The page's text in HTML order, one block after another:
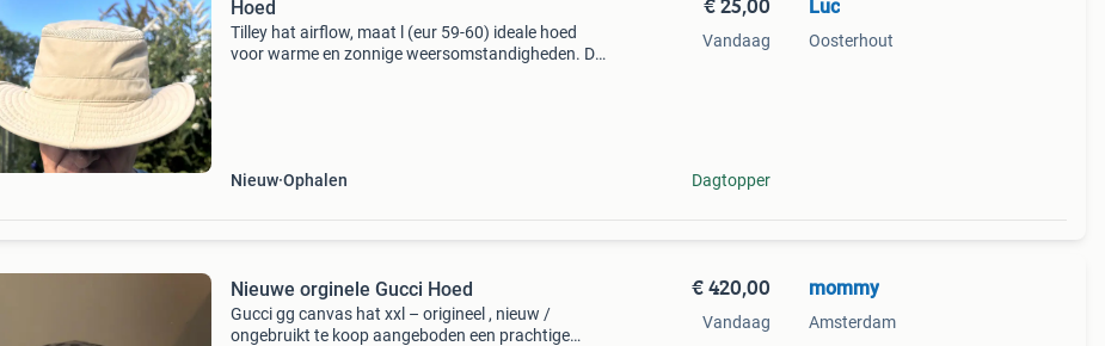
Hoed
Tilley hat airflow, maat l (eur 59-60) ideale hoed
voor warme en zonnige weersomstandigheden. De
Nieuw Ophalen
Vandaag
Dagtopper
Luc
Oosterhout
Nieuwe orginele Gucci Hoed
Gucci gg canvas hat xxl – origineel , nieuw /
ongebruikt te koop aangeboden een prachtige
€ 420,00
Vandaag
mommy
Amsterdam